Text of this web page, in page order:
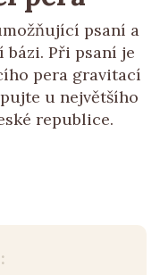
psaní a
Při psaní je
pera gravitací
u největšího
republice.